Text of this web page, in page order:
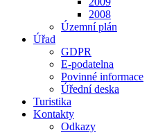
2008
Územní plán
Úřad
GDPR
E-podatelna
Povinné informace
Úřední deska
Turistika
Kontakty
Odkazy